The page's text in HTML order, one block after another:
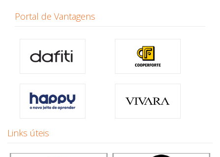
Portal de Vantagens
Links úteis